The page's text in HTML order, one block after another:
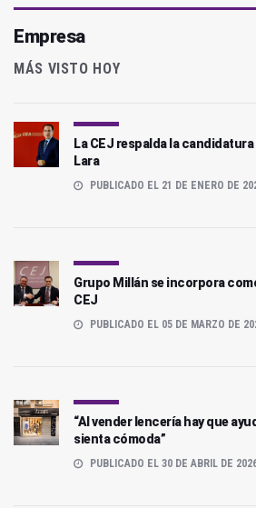
Empresa
MÁS VISTO HOY
La CEJ respalda la
Lara
PUBLICADO EL 21 DE ENERO DE
Grupo Millán se incorpora
CEJ
PUBLICADO EL 05 DE MARZO DE
“Al vender lencería hay que
sienta cómoda”
PUBLICADO EL 30 DE ABRIL DE